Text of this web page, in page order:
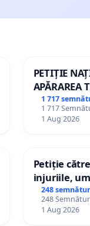
PETIȚIE
APĂRAREA
DE
1 717
1 717
1 Aug 2026
Petiție
injuriile,
către
248
248
1 Aug 2026